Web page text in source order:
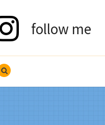
search
follow me